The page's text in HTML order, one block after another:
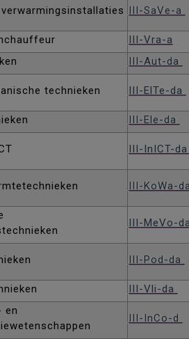
III-SaVe-a
III-Vra-a
III-Aut-da
technieken III-ElTe-da
III-Ele-da
III-InICT-
III-KoWa-
III-MeVo-
III-Pod-da
III-Vli-da
en
III-InCo-d